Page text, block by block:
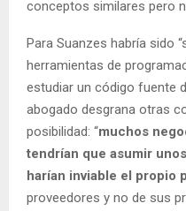
conceptos similares pero
Para Suanzes habría sido
herramientas de
estudiar un código fuente
abogado desgrana otras
posibilidad: “muchos
tendrían que asumir
harían inviable el propio
proveedores y no de sus